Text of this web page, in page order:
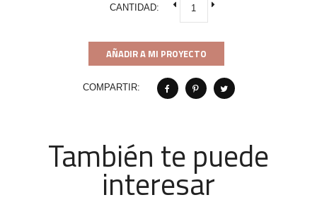
CANTIDAD:
AÑADIR A MI PROYECTO
COMPARTIR:
También te puede
interesar